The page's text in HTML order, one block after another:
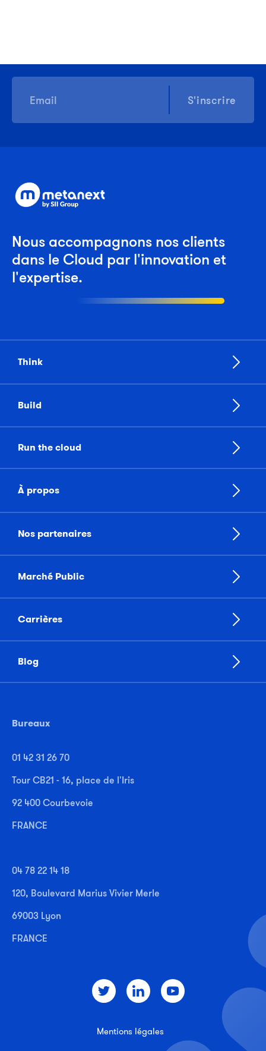
S'inscrire
Nous accompagnons nos clients
dans le Cloud par l'innovation et
l'expertise.
Think
Build
Run the cloud
À propos
Nos partenaires
Marché Public
Carrières
Blog
Bureaux
01 42 31 26 70
Tour CB21 - 16, place de l'Iris
92 400 Courbevoie
FRANCE
04 78 22 14 18
120, Boulevard Marius Vivier Merle
69003 Lyon
FRANCE
Mentions légales